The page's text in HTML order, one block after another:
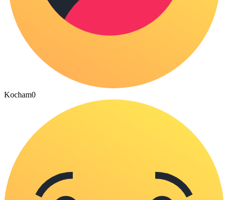
Kocham0